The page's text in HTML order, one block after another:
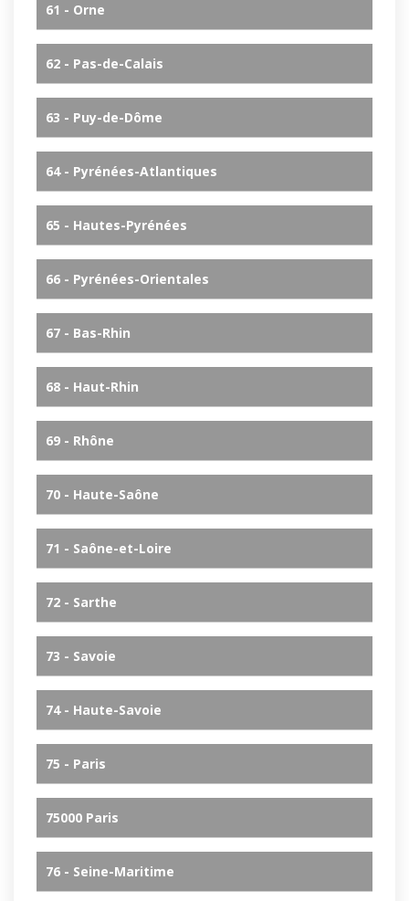
61 - Orne
62 - Pas-de-Calais
63 - Puy-de-Dôme
64 - Pyrénées-Atlantiques
65 - Hautes-Pyrénées
66 - Pyrénées-Orientales
67 - Bas-Rhin
68 - Haut-Rhin
69 - Rhône
70 - Haute-Saône
71 - Saône-et-Loire
72 - Sarthe
73 - Savoie
74 - Haute-Savoie
75 - Paris
75000 Paris
76 - Seine-Maritime